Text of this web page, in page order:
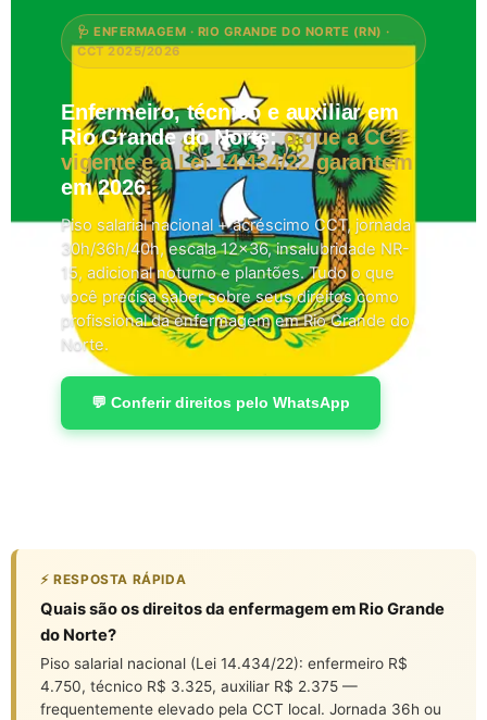
🩺 ENFERMAGEM · RIO GRANDE DO NORTE (RN) ·
CCT 2025/2026
Enfermeiro, técnico e auxiliar em
Rio Grande do Norte:o que a CCT
vigente e a Lei 14.434/22 garantem
em 2026.
Piso salarial nacional + acréscimo CCT, jornada
30h/36h/40h, escala 12×36, insalubridade NR-
15, adicional noturno e plantões. Tudo o que
você precisa saber sobre seus direitos como
profissional da enfermagem em Rio Grande do
Norte.
💬 Conferir direitos pelo WhatsApp
⚡ RESPOSTA RÁPIDA
Quais são os direitos da enfermagem em Rio Grande
do Norte?
Piso salarial nacional (Lei 14.434/22): enfermeiro R$
4.750, técnico R$ 3.325, auxiliar R$ 2.375 —
frequentemente elevado pela CCT local. Jornada 36h ou